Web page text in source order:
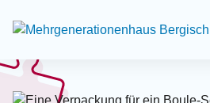
Suchfeld